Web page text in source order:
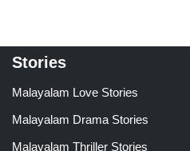
Stories
Malayalam Love Stories
Malayalam Drama Stories
Malayalam Thriller Stories